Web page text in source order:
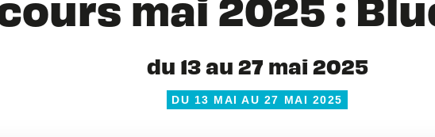
du 13 au 27 mai 2025
DU 13 MAI AU 27 MAI 2025